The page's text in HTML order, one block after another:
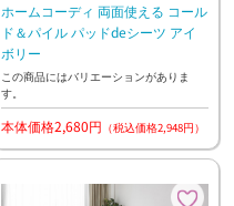
ホームコーディ 両面使える コール
ド＆パイル パッドdeシーツ アイ
ボリー
この商品にはバリエーションがありま
す。
本体価格2,680円 （税込価格2,948円）